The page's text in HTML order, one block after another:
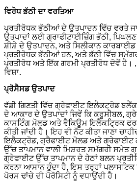
ਵਿਰੋਧ ਭੱਠੀ ਦਾ ਵਰਤਿਆ
ਪ੍ਰਤੀਰੋਧਕ ਭੱਠੀਆਂ ਦੇ ਉਤਪਾਦਨ ਵਿੱਚ ਵਰਤੇ
ਉਤਪਾਦਾਂ ਲਈ ਗ੍ਰਾਫੀਟਾਈਜ਼ਿੰਗ ਭੱਠੀ,
ਸ਼ੀਸ਼ੇ ਦੇ ਉਤਪਾਦਨ, ਅਤੇ ਸਿਲੀਕਾਨ
ਪ੍ਰਤੀਰੋਧਕ ਭੱਠੀਆਂ ਹਨ, ਅਤੇ ਭੱਠੀ ਵਿੱਚ
ਪ੍ਰਤੀਰੋਧ ਅਤੇ ਇੱਕ ਗਰਮੀ ਪ੍ਰਤੀਰੋਧ ਦੋਵੇਂ
ਵਿਸ਼ਾ.
ਪ੍ਰੋਸੈਸਡ ਉਤਪਾਦ
ਵੱਡੀ ਗਿਣਤੀ ਵਿੱਚ ਗ੍ਰੇਫਾਈਟ ਇਲੈਕਟ੍ਰੋਡ
ਦੇ ਆਕਾਰ ਦੇ ਉਤਪਾਦਾਂ ਜਿਵੇਂ ਕਿ ਕਰੂਸੀਬਲ,
ਕਾਸਟਿੰਗ ਮੋਲਡ ਅਤੇ ਵੈਕਿਊਮ ਇਲੈਕਟ੍ਰਿਕ
ਕੀਤੀ ਜਾਂਦੀ ਹੈ। ਇਹ ਵੀ ਨੋਟ ਕੀਤਾ ਜਾਣਾ
ਇਲੈਕਟ੍ਰੋਡ, ਗ੍ਰੈਫਾਈਟ ਮੋਲਡ ਅਤੇ ਗ੍ਰੇਫਾਈਟ
ਉੱਚ ਤਾਪਮਾਨ ਵਾਲੀ ਮਿਸ਼ਰਤ ਸਮੱਗਰੀ ਸਮੇਤ
ਗ੍ਰੇਫਾਈਟ ਉੱਚ ਤਾਪਮਾਨ ਦੇ ਹੇਠਾਂ ਬਲਨ
ਕਰਨਾ ਆਸਾਨ ਹੁੰਦਾ ਹੈ, ਇਸ ਤਰ੍ਹਾਂ
ਪੋਰਸ ਢਾਂਚੇ ਦੀ ਪੋਰੋਸਿਟੀ ਨੂੰ ਵਧਾਉਂਦੀ ਹੈ।